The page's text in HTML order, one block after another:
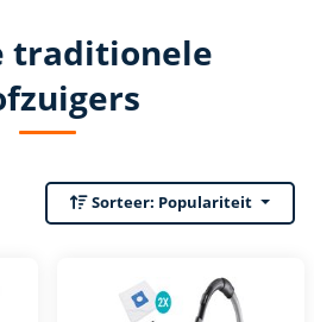
traditionele
Sorteer: Populariteit